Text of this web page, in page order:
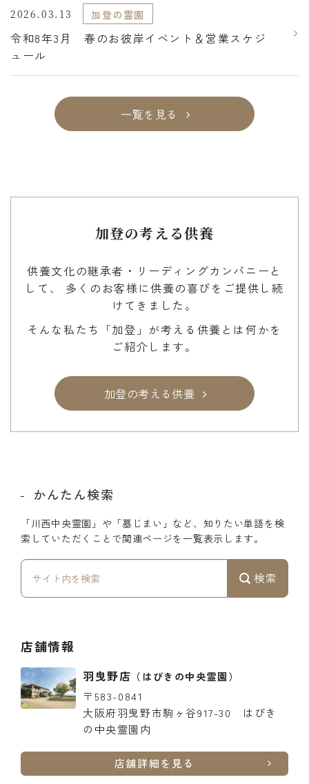
い「供養」を日本中に広めます。～
2026.03.13 加登の霊園
令和8年3月 春のお彼岸イベント＆営業スケジ
ュール
⼀覧を見る
加登の考える供養
供養文化の継承者・リーディングカンパニーと
して、
多くのお客様に供養の喜びをご提供し続
けてきました。
そんな私たち「加登」が考える供養とは何かを
ご紹介します。
加登の考える供養
かんたん検索
「川西中央霊園」や「墓じまい」など、知りたい単語を検
索していただくことで関連ページを一覧表示します。
検索
店舗情報
羽曳野店 （はびきの中央霊園）
〒583-0841
大阪府羽曳野市駒ヶ谷917-30 はびき
の中央霊園内
店舗詳細を見る